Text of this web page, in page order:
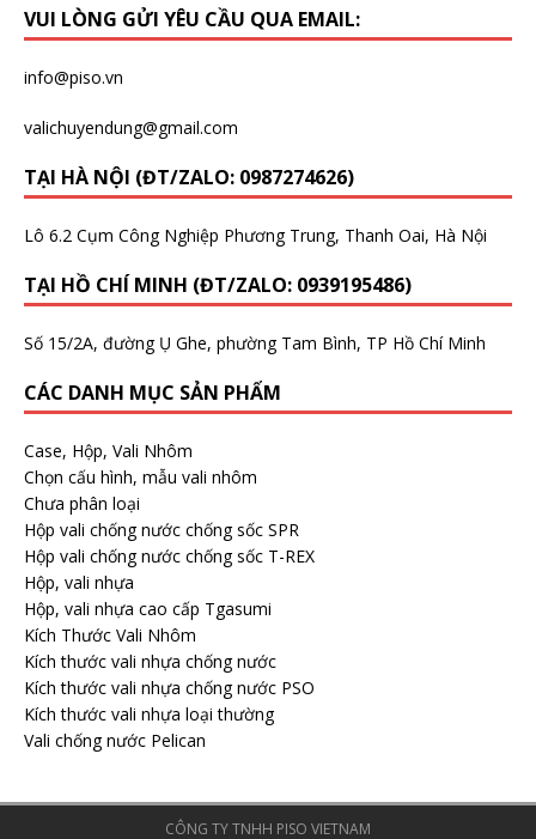
VUI LÒNG GỬI YÊU CẦU QUA EMAIL:
info@piso.vn
valichuyendung@gmail.com
TẠI HÀ NỘI (ĐT/ZALO: 0987274626)
Lô 6.2 Cụm Công Nghiệp Phương Trung, Thanh Oai, Hà Nội
TẠI HỒ CHÍ MINH (ĐT/ZALO: 0939195486)
Số 15/2A, đường Ụ Ghe, phường Tam Bình, TP Hồ Chí Minh
CÁC DANH MỤC SẢN PHẨM
Case, Hộp, Vali Nhôm
Chọn cấu hình, mẫu vali nhôm
Chưa phân loại
Hộp vali chống nước chống sốc SPR
Hộp vali chống nước chống sốc T-REX
Hộp, vali nhựa
Hộp, vali nhựa cao cấp Tgasumi
Kích Thước Vali Nhôm
Kích thước vali nhựa chống nước
Kích thước vali nhựa chống nước PSO
Kích thước vali nhựa loại thường
Vali chống nước Pelican
CÔNG TY TNHH PISO VIETNAM